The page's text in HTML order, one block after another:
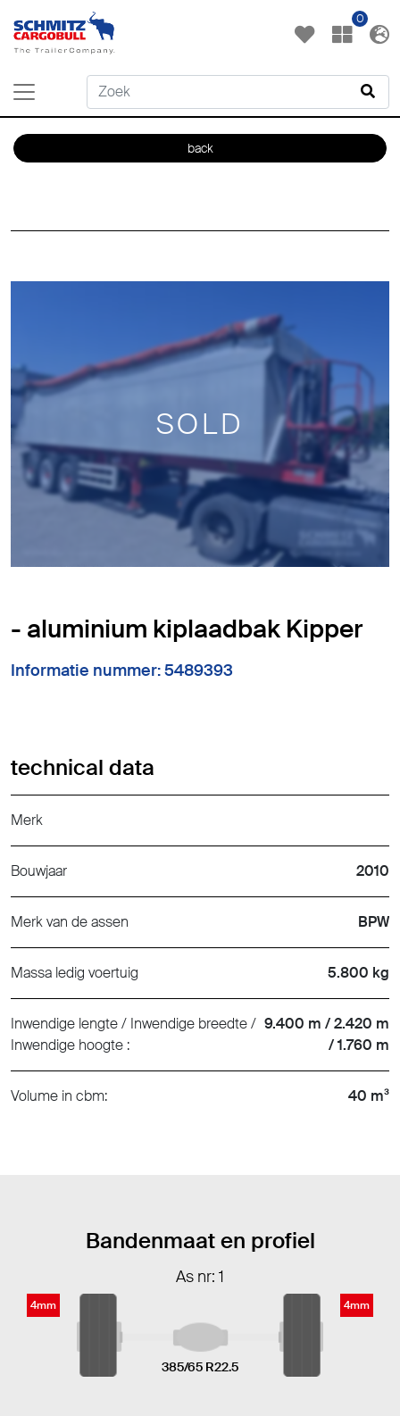
0
back
SOLD
- aluminium kiplaadbak Kipper
Informatie nummer: 5489393
technical data
Merk
Bouwjaar 2010
Merk van de assen BPW
Massa ledig voertuig 5.800 kg
Inwendige lengte / Inwendige breedte /
Inwendige hoogte :
9.400 m / 2.420 m
/ 1.760 m
Volume in cbm: 40 m³
Bandenmaat en profiel
As nr: 1
4mm
385/65 R22.5
4mm